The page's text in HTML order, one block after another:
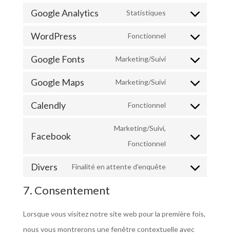
(elegant-
Google Analytics
Statistiques
Consent
google-
analytics
WordPress
Fonctionnel
Consent
wordpress
Google Fonts
Marketing/Suivi
Consent
google-
Google Maps
Marketing/Suivi
Consent
google-
Calendly
Fonctionnel
Consent
service
Facebook
Marketing/Suivi,
Fonctionnel
Consent
service
Divers
Finalité en attente d’enquête
Consent
7. Consentement
Lorsque vous visitez notre site web pour la première fois,
nous vous montrerons une fenêtre contextuelle avec